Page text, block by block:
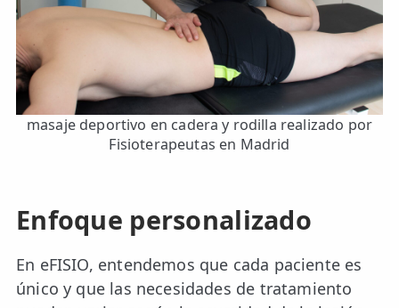
masaje deportivo en cadera y rodilla realizado por
Fisioterapeutas en Madrid
Enfoque personalizado
En eFISIO, entendemos que cada paciente es
único y que las necesidades de tratamiento